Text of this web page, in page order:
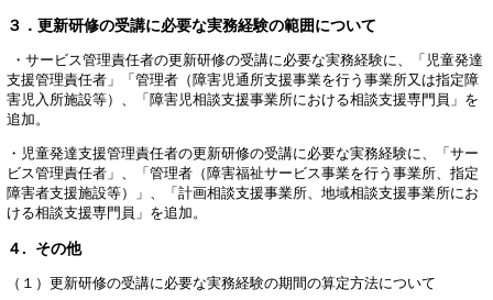
３．更新研修の受講に必要な実務経験の範囲について
・サービス管理責任者の更新研修の受講に必要な実務経験に、「児童発達
支援管理責任者」「管理者（障害児通所支援事業を行う事業所又は指定障
害児入所施設等）、「障害児相談支援事業所における相談支援専門員」を
追加。
・児童発達支援管理責任者の更新研修の受講に必要な実務経験に、「サー
ビス管理責任者」、「管理者（障害福祉サービス事業を行う事業所、指定
障害者支援施設等）」、「計画相談支援事業所、地域相談支援事業所にお
ける相談支援専門員」を追加。
４. その他
（１）更新研修の受講に必要な実務経験の期間の算定方法について